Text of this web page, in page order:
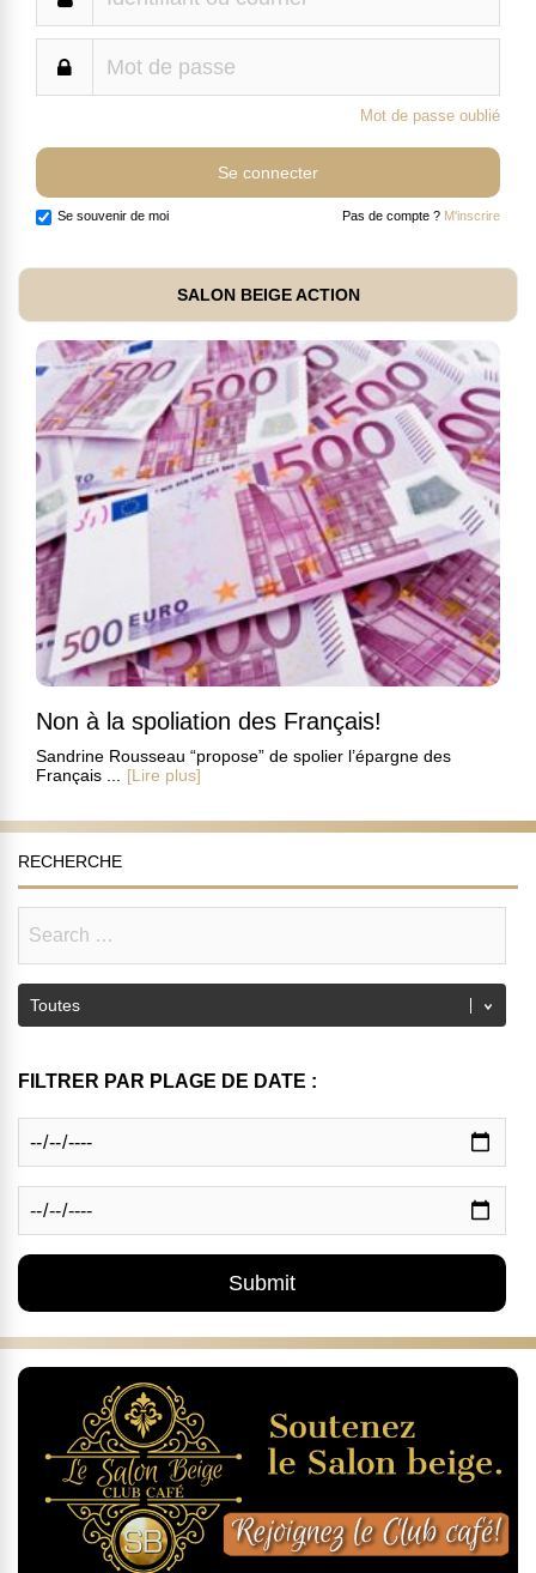
Mot de passe oublié
Se souvenir de moi Pas de compte ? M'inscrire
SALON BEIGE ACTION
Non à la spoliation des Français!
Sandrine Rousseau “propose” de spolier l’épargne des
Français ...
[Lire plus]
RECHERCHE
FILTRER PAR PLAGE DE DATE :